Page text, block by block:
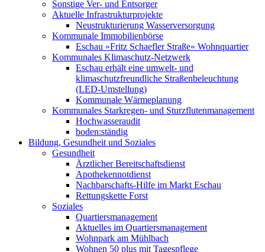
Sonstige Ver- und Entsorger
Aktuelle Infrastrukturprojekte
Neustrukturierung Wasserversorgung
Kommunale Immobilienbörse
Eschau »Fritz Schaefler Straße« Wohnquartier
Kommunales Klimaschutz-Netzwerk
Eschau erhält eine umwelt- und
klimaschutzfreundliche Straßenbeleuchtung
(LED-Umstellung)
Kommunale Wärmeplanung
Kommunales Starkregen- und Sturzflutenmanagement
Hochwasseraudit
boden:ständig
Bildung, Gesundheit und Soziales
Gesundheit
Ärztlicher Bereitschaftsdienst
Apothekennotdienst
Nachbarschafts-Hilfe im Markt Eschau
Rettungskette Forst
Soziales
Quartiersmanagement
Aktuelles im Quartiersmanagement
Wohnpark am Mühlbach
Wohnen 50 plus mit Tagespflege